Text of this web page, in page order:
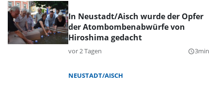
In Neustadt/Aisch wurde der Opfer
der Atombombenabwürfe von
Hiroshima gedacht
vor 2 Tagen query_builder3min
NEUSTADT/AISCH